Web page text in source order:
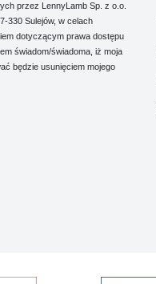
przez LennyLamb Sp. z o.o.
330 Sulejów, w celach
dotyczącym prawa dostępu
świadom/świadoma, iż moja
będzie usunięciem mojego